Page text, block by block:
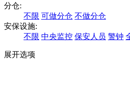
分仓:
不限 可做分仓 不做分仓
安保设施:
不限 中央监控 保安人员 警钟
展开选项